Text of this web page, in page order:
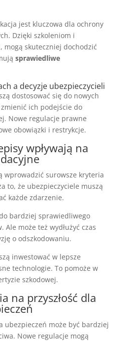
jest kluczowa dla ochrony
Dzięki szkoleniom i
mogą skuteczniej dochodzić
sprawiedliwe
a decyzje ubezpieczycieli
dostosować się do nowych
ich podejście do
Nowe regulacje prawne
obowiązki i restrykcje.
wpływają na
wprowadzić surowsze kryteria
to, że ubezpieczyciele muszą
każde zdarzenie.
bardziej sprawiedliwego
może też wydłużyć czas
o odszkodowaniu.
inwestować w lepsze
technologie. To pomoże w
szkodowej.
na przyszłość dla
ubezpieczeń może być bardziej
Nowe regulacje mogą